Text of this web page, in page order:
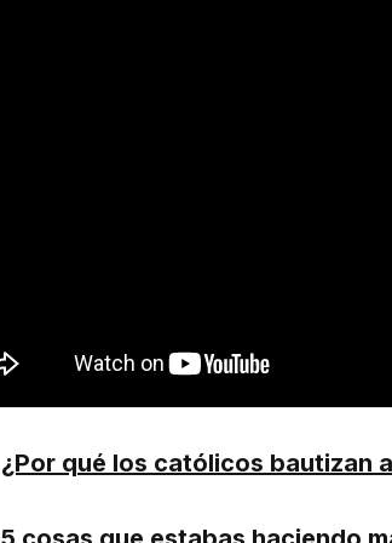
¿Por qué los católicos bautizan